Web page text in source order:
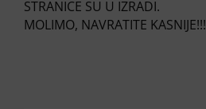
STRANICE SU U IZRADI.
MOLIMO, NAVRATITE KASNIJE!!!